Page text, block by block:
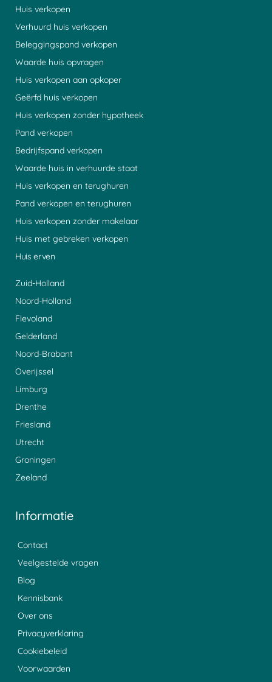
Huis verkopen
Verhuurd huis verkopen
Beleggingspand verkopen
Waarde huis opvragen
Huis verkopen aan opkoper
Geërfd huis verkopen
Huis verkopen zonder hypotheek
Pand verkopen
Bedrijfspand verkopen
Waarde huis in verhuurde staat
Huis verkopen en terughuren
Pand verkopen en terughuren
Huis verkopen zonder makelaar
Huis met gebreken verkopen
Huis erven
Zuid-Holland
Noord-Holland
Flevoland
Gelderland
Noord-Brabant
Overijssel
Limburg
Drenthe
Friesland
Utrecht
Groningen
Zeeland
Informatie
Contact
Veelgestelde vragen
Blog
Kennisbank
Over ons
Privacyverklaring
Cookiebeleid
Voorwaarden